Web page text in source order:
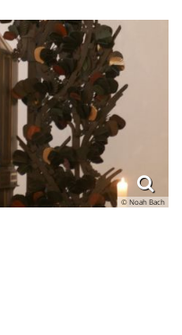
© Noah Bach